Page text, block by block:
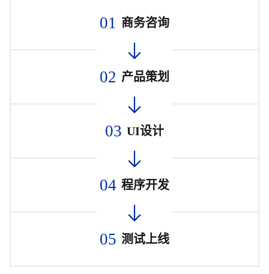
01 商务咨询
02 产品策划
03 UI设计
04 程序开发
05 测试上线